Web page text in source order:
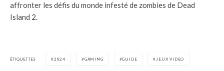
affronter les défis du monde infesté de zombies de Dead
Island 2.
ÉTIQUETTES 2024 GAMING GUIDE JEUX VIDEO